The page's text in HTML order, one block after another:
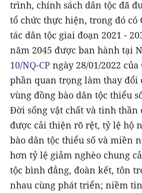
trình, chính sách dân tộc đã
tổ chức thực hiện, trong đó có
tác dân tộc giai đoạn 2021 -
năm 2045 được ban hành tại
10/NQ-CP ngày 28/01/2022
phần quan trọng làm thay đổi
vùng đồng bào dân tộc thiểu
Đời sống vật chất và tinh thần
được cải thiện rõ rệt, tỷ lệ hộ
bào dân tộc thiểu số và miền
hơn tỷ lệ giảm nghèo chung
tộc bình đẳng, đoàn kết, tôn
nhau cùng phát triển; niềm